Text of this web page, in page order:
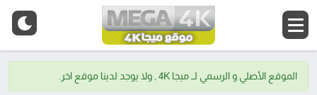
الموقع الأصلي و الرسمي لــ ميجا 4K , ولا يوجد لدينا موقع اخر.